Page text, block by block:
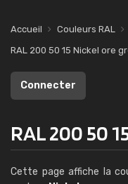
Accueil Couleurs RAL
RAL 200 50 15 Nickel ore
Connecter
RAL 200 50
Cette page affiche la